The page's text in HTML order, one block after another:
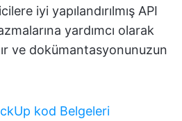
iyi yapılandırılmış API
yardımcı olarak
ve dokümantasyonunuzun
kod Belgeleri